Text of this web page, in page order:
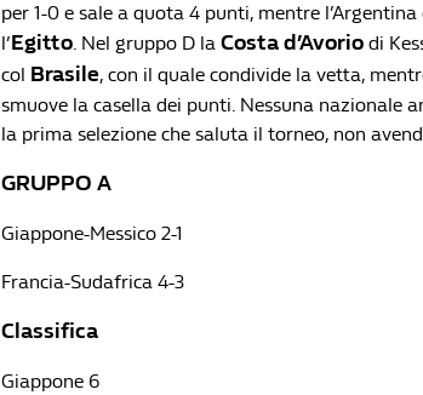
per 1-0 e sale a quota 4 punti, mentre
l’Egitto. Nel gruppo D la Costa d’Avorio di
col Brasile, con il quale condivide la vetta,
smuove la casella dei punti. Nessuna nazionale
la prima selezione che saluta il torneo, non
GRUPPO A
Giappone-Messico 2-1
Francia-Sudafrica 4-3
Classifica
Giappone 6